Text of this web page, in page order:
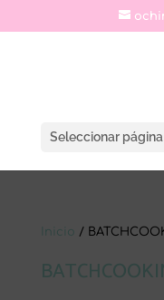
Seleccionar página
Inicio /